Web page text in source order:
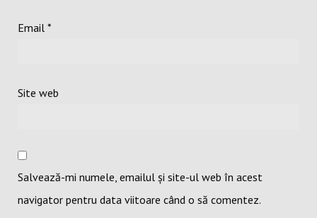
Email *
Site web
Salvează-mi numele, emailul și site-ul web în acest
navigator pentru data viitoare când o să comentez.